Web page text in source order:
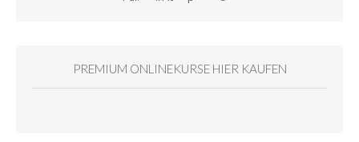
PREMIUM ONLINEKURSE HIER KAUFEN